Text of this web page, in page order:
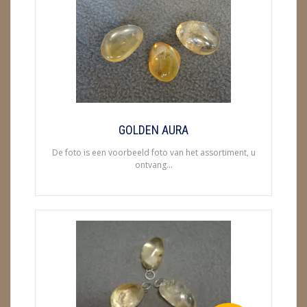
FENG SHUI
GEODE 'S / STANDAARDS
GOLDEN AURA
De foto is een voorbeeld foto van het assortiment, u
ontvang...